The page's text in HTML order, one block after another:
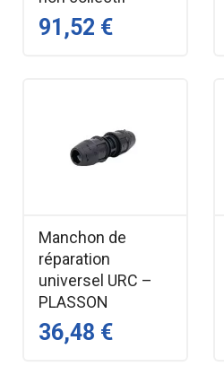
91,52 €
Manchon de
réparation
universel URC –
PLASSON
36,48 €